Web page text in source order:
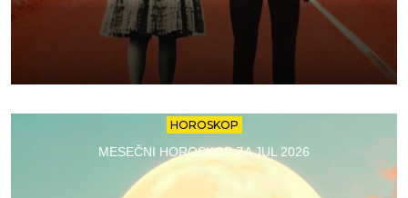
HOROSKOP
MESEČNI HOROSKOP ZA JUL 2026